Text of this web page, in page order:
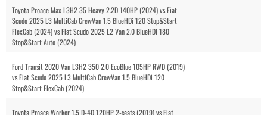
Toyota Proace Max L3H2 35 Heavy 2.2D 140HP (2024) vs Fiat
Scudo 2025 L3 MultiCab CrewVan 1.5 BlueHDi 120 Stop&Start
FlexCab (2024) vs Fiat Scudo 2025 L2 Van 2.0 BlueHDi 180
Stop&Start Auto (2024)
Ford Transit 2020 Van L3H2 350 2.0 EcoBlue 105HP RWD (2019)
vs Fiat Scudo 2025 L3 MultiCab CrewVan 1.5 BlueHDi 120
Stop&Start FlexCab (2024)
Toyota Proace Worker 1.5 D-4D 120HP 2-seats (2019) vs Fiat